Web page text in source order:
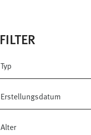
FILTER
Typ
Erstellungsdatum
Alter